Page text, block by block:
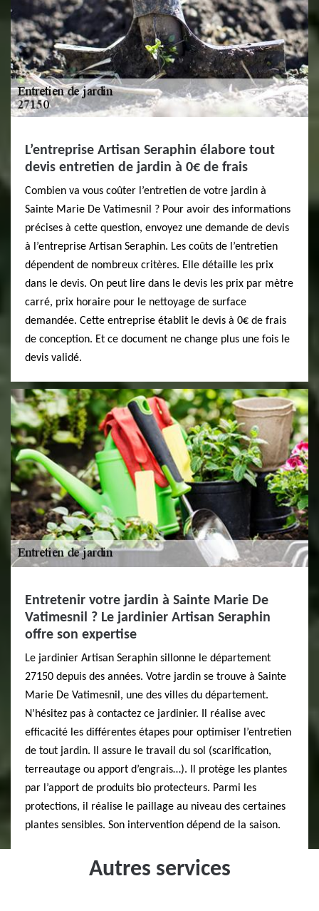
L’entreprise Artisan Seraphin élabore tout
devis entretien de jardin à 0€ de frais
Combien va vous coûter l’entretien de votre jardin à
Sainte Marie De Vatimesnil ? Pour avoir des informations
précises à cette question, envoyez une demande de devis
à l’entreprise Artisan Seraphin. Les coûts de l’entretien
dépendent de nombreux critères. Elle détaille les prix
dans le devis. On peut lire dans le devis les prix par mètre
carré, prix horaire pour le nettoyage de surface
demandée. Cette entreprise établit le devis à 0€ de frais
de conception. Et ce document ne change plus une fois le
devis validé.
Entretenir votre jardin à Sainte Marie De
Vatimesnil ? Le jardinier Artisan Seraphin
offre son expertise
Le jardinier Artisan Seraphin sillonne le département
27150 depuis des années. Votre jardin se trouve à Sainte
Marie De Vatimesnil, une des villes du département.
N’hésitez pas à contactez ce jardinier. Il réalise avec
efficacité les différentes étapes pour optimiser l’entretien
de tout jardin. Il assure le travail du sol (scarification,
terreautage ou apport d’engrais…). Il protège les plantes
par l’apport de produits bio protecteurs. Parmi les
protections, il réalise le paillage au niveau des certaines
plantes sensibles. Son intervention dépend de la saison.
Autres services